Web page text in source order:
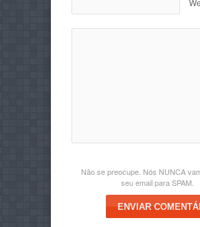
Não se preocupe. Nós NUNCA
seu email para SPAM.
ENVIAR